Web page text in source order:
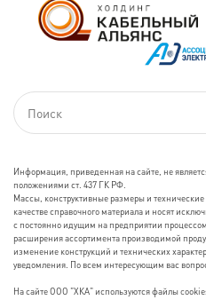
Информация, приведенная на сайте, не
положениями ст. 437 ГК РФ.
Массы, конструктивные размеры и
качестве справочного материала и носят
с постоянно идущим на предприятии
расширения ассортимента производимой
изменение конструкций и технических
уведомления. По всем интересующим вас
На сайте ООО "ХКА" используются файлы